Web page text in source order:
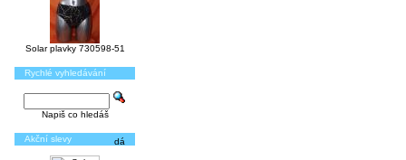
Solar plavky 730598-51
Rychlé vyhledávání
Napiš co hledáš
Akční slevy